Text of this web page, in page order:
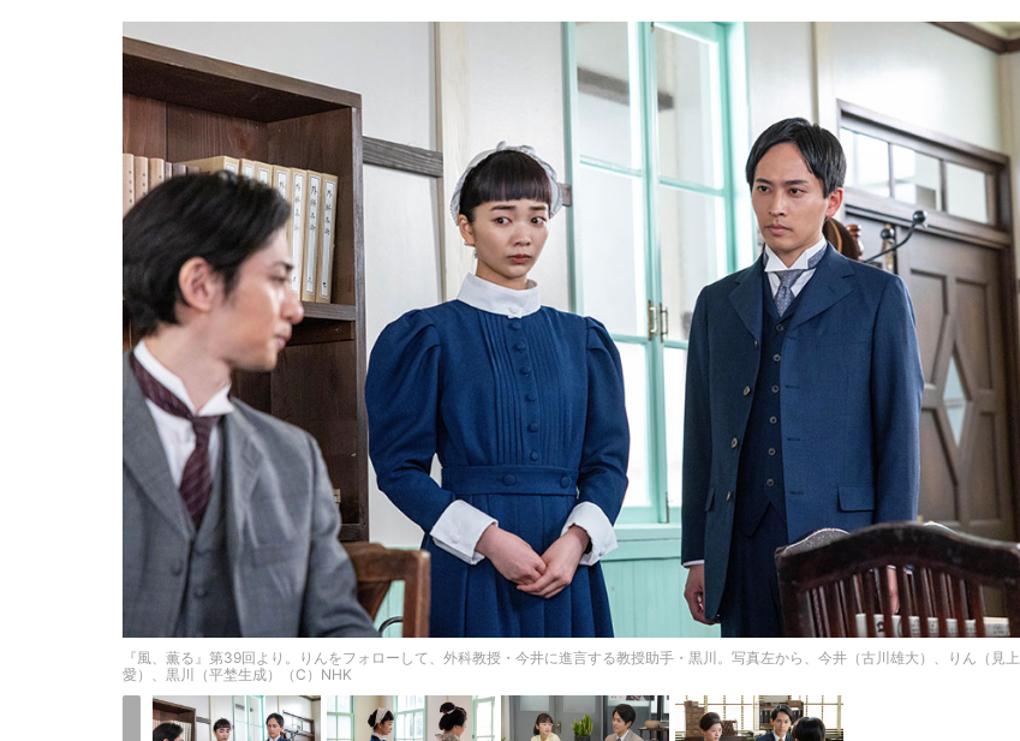
『風、薫る』第39回より。りんをフォローして、外科教授・今井に進言する教授助手・黒川。写真左から、今井（古川雄大）、りん（見上
愛）、黒川（平埜生成）（C）NHK